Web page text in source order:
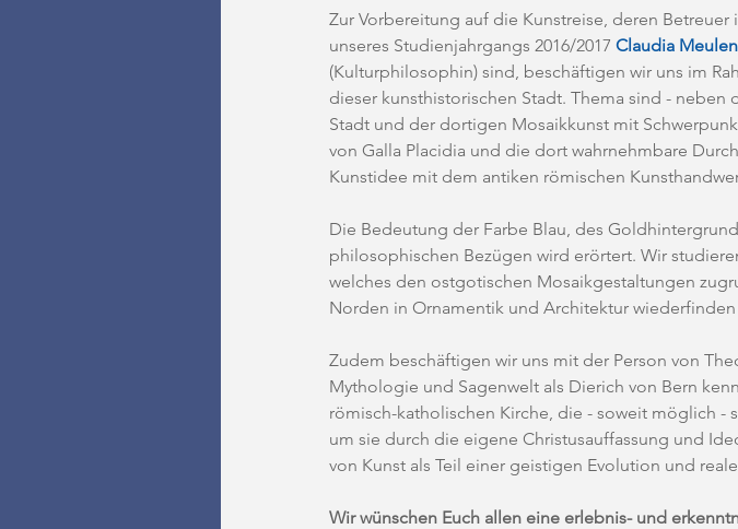
Zur Vorbereitung auf die Kunstreise, deren
unseres Studienjahrgangs 2016/2017 Claudia
(Kulturphilosophin) sind, beschäftigen wir uns im
dieser kunsthistorischen Stadt. Thema sind -
Stadt und der dortigen Mosaikkunst mit
von Galla Placidia und die dort wahrnehmbare
Kunstidee mit dem antiken römischen
Die Bedeutung der Farbe Blau, des
philosophischen Bezügen wird erörtert. Wir
welches den ostgotischen Mosaikgestaltungen
Norden in Ornamentik und Architektur wiederfinden
Zudem beschäftigen wir uns mit der Person von
Mythologie und Sagenwelt als Dierich von Bern
römisch-katholischen Kirche, die - soweit möglich
um sie durch die eigene Christusauffassung und
von Kunst als Teil einer geistigen Evolution und
Wir wünschen Euch allen eine erlebnis- und